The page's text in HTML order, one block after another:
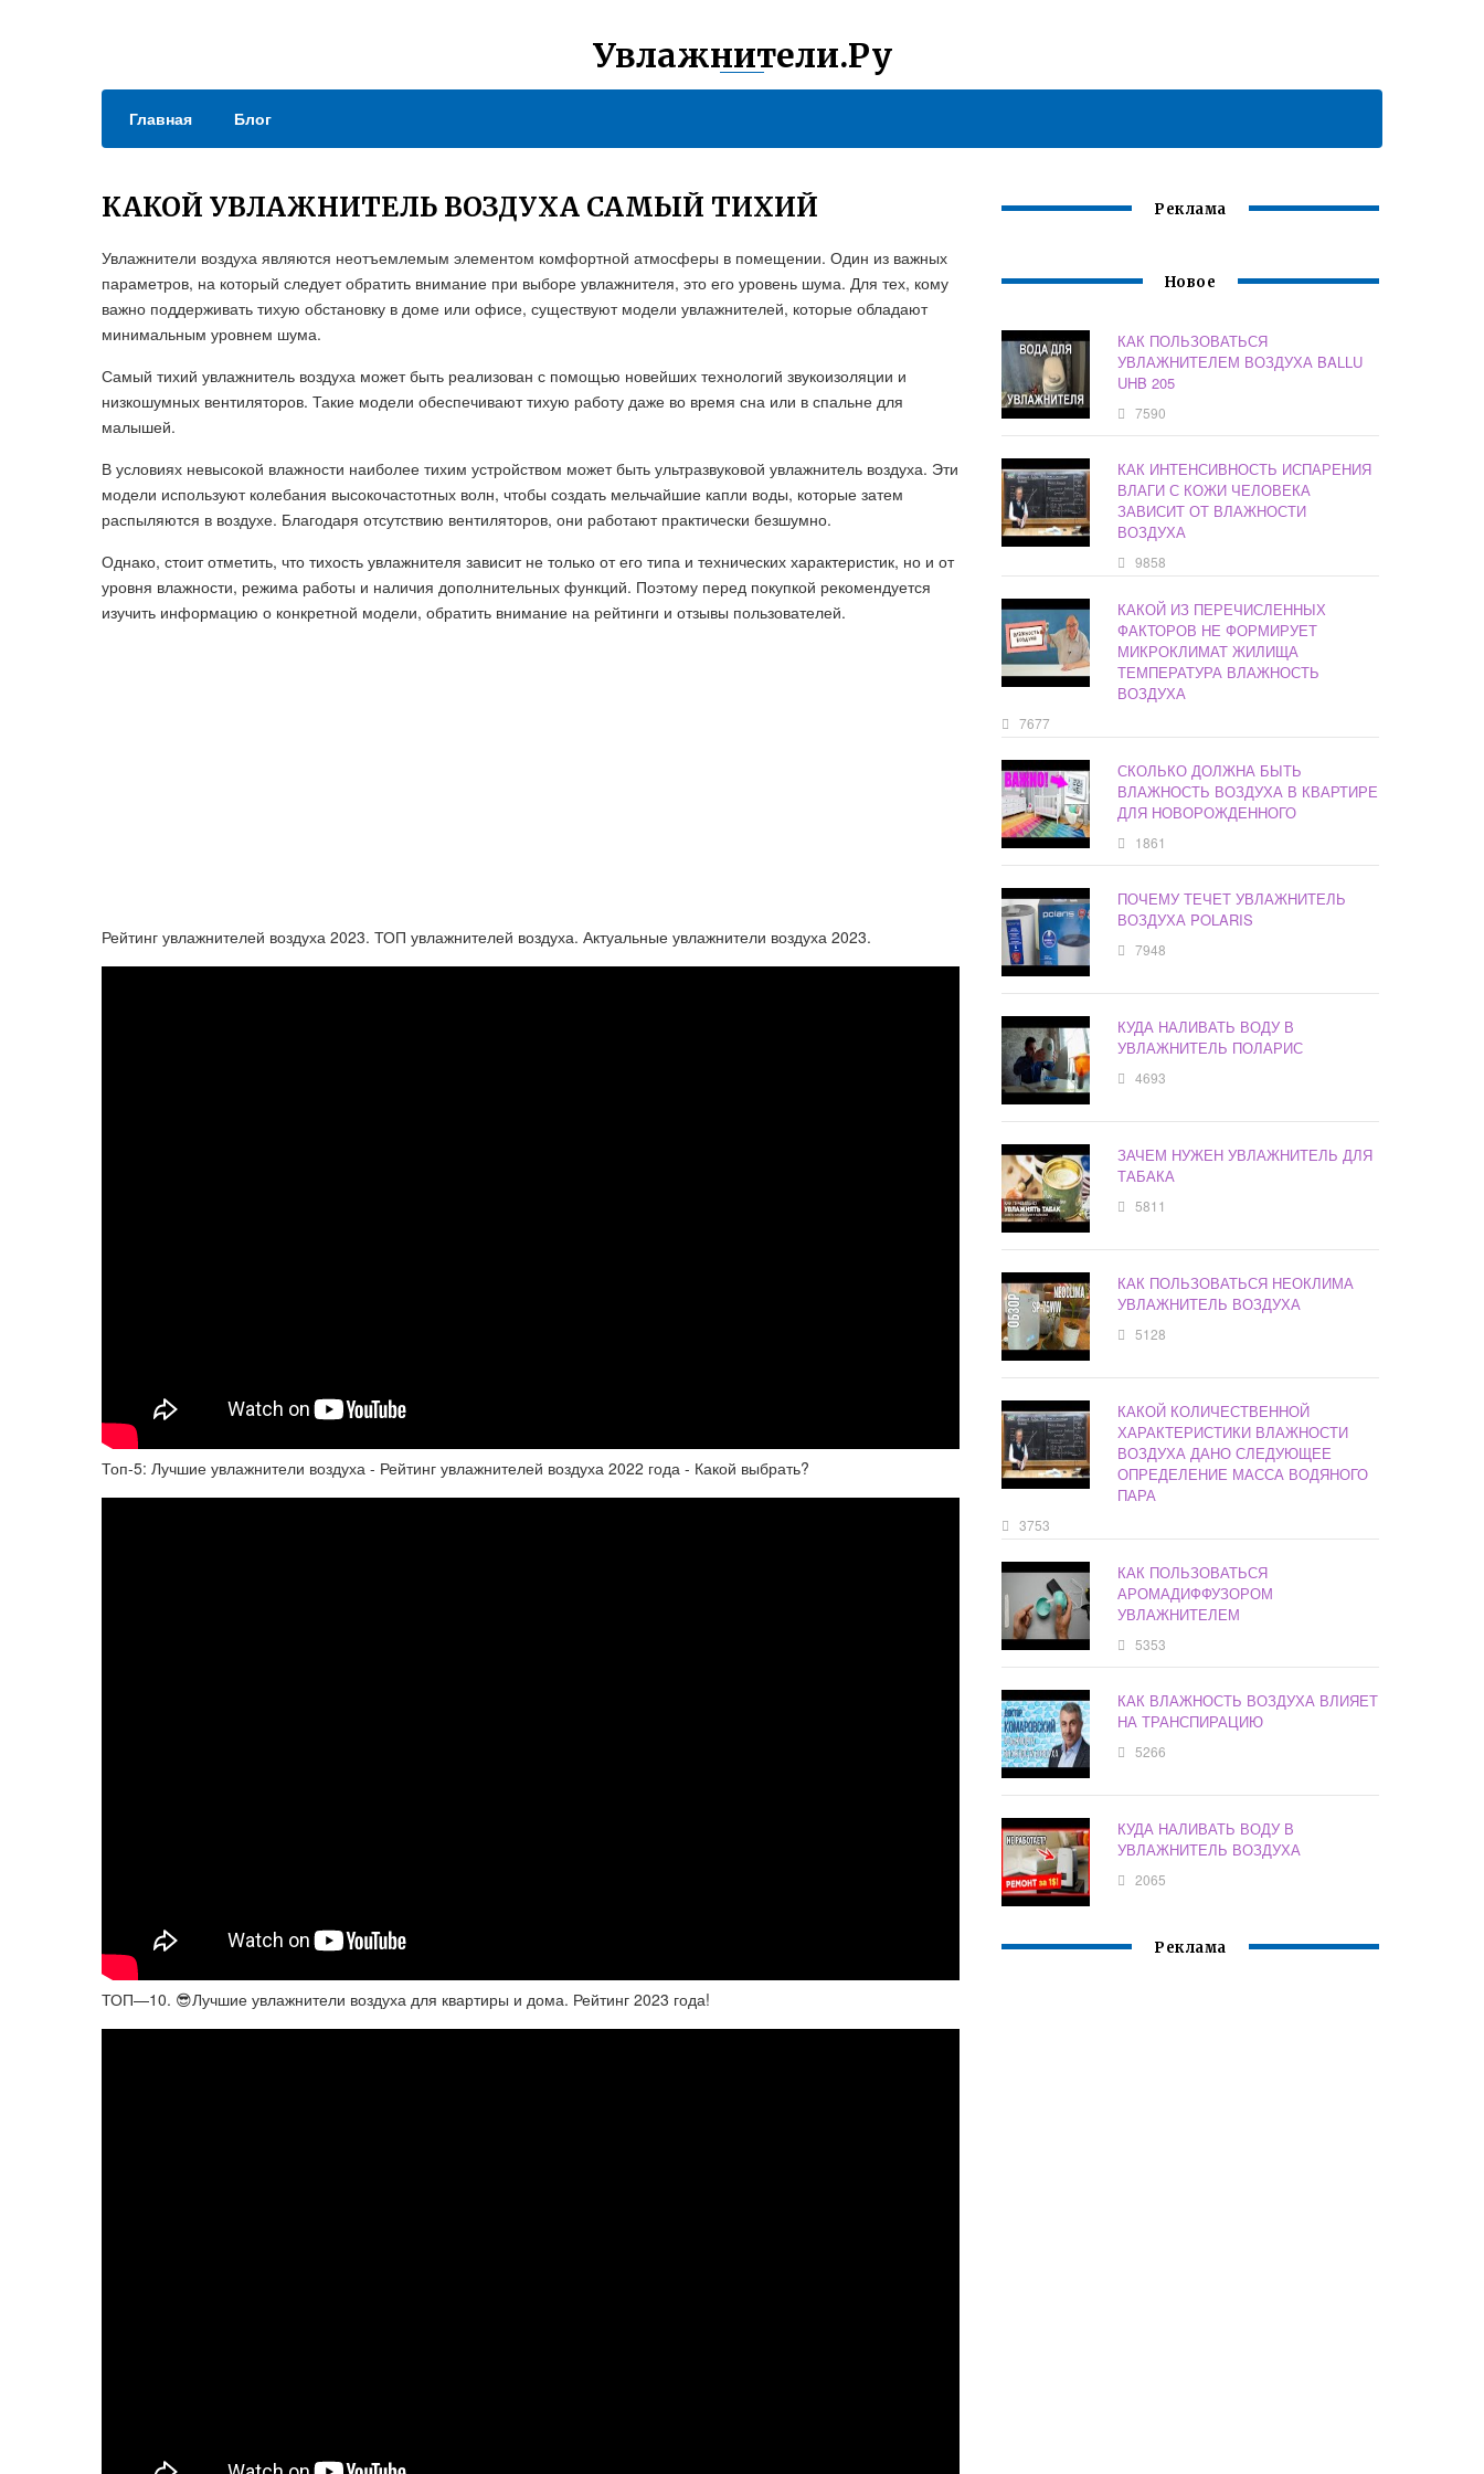
Увлажнители.Ру
Главная Блог
КАКОЙ УВЛАЖНИТЕЛЬ ВОЗДУХА САМЫЙ ТИХИЙ
Увлажнители воздуха являются неотъемлемым элементом комфортной атмосферы в помещении. Один из важных
параметров, на который следует обратить внимание при выборе увлажнителя, это его уровень шума. Для тех, кому
важно поддерживать тихую обстановку в доме или офисе, существуют модели увлажнителей, которые обладают
минимальным уровнем шума.
Самый тихий увлажнитель воздуха может быть реализован с помощью новейших технологий звукоизоляции и
низкошумных вентиляторов. Такие модели обеспечивают тихую работу даже во время сна или в спальне для
малышей.
В условиях невысокой влажности наиболее тихим устройством может быть ультразвуковой увлажнитель воздуха. Эти
модели используют колебания высокочастотных волн, чтобы создать мельчайшие капли воды, которые затем
распыляются в воздухе. Благодаря отсутствию вентиляторов, они работают практически безшумно.
Однако, стоит отметить, что тихость увлажнителя зависит не только от его типа и технических характеристик, но и от
уровня влажности, режима работы и наличия дополнительных функций. Поэтому перед покупкой рекомендуется
изучить информацию о конкретной модели, обратить внимание на рейтинги и отзывы пользователей.
Рейтинг увлажнителей воздуха 2023. ТОП увлажнителей воздуха. Актуальные увлажнители воздуха 2023.
Топ-5: Лучшие увлажнители воздуха - Рейтинг увлажнителей воздуха 2022 года - Какой выбрать?
ТОП—10. 😎Лучшие увлажнители воздуха для квартиры и дома. Рейтинг 2023 года!
Реклама
Новое
КАК ПОЛЬЗОВАТЬСЯ
УВЛАЖНИТЕЛЕМ ВОЗДУХА BALLU
UHB 205
7590
КАК ИНТЕНСИВНОСТЬ ИСПАРЕНИЯ
ВЛАГИ С КОЖИ ЧЕЛОВЕКА
ЗАВИСИТ ОТ ВЛАЖНОСТИ
ВОЗДУХА
9858
КАКОЙ ИЗ ПЕРЕЧИСЛЕННЫХ
ФАКТОРОВ НЕ ФОРМИРУЕТ
МИКРОКЛИМАТ ЖИЛИЩА
ТЕМПЕРАТУРА ВЛАЖНОСТЬ
ВОЗДУХА
7677
СКОЛЬКО ДОЛЖНА БЫТЬ
ВЛАЖНОСТЬ ВОЗДУХА В КВАРТИРЕ
ДЛЯ НОВОРОЖДЕННОГО
1861
ПОЧЕМУ ТЕЧЕТ УВЛАЖНИТЕЛЬ
ВОЗДУХА POLARIS
7948
КУДА НАЛИВАТЬ ВОДУ В
УВЛАЖНИТЕЛЬ ПОЛАРИС
4693
ЗАЧЕМ НУЖЕН УВЛАЖНИТЕЛЬ ДЛЯ
ТАБАКА
5811
КАК ПОЛЬЗОВАТЬСЯ НЕОКЛИМА
УВЛАЖНИТЕЛЬ ВОЗДУХА
5128
КАКОЙ КОЛИЧЕСТВЕННОЙ
ХАРАКТЕРИСТИКИ ВЛАЖНОСТИ
ВОЗДУХА ДАНО СЛЕДУЮЩЕЕ
ОПРЕДЕЛЕНИЕ МАССА ВОДЯНОГО
ПАРА
3753
КАК ПОЛЬЗОВАТЬСЯ
АРОМАДИФФУЗОРОМ
УВЛАЖНИТЕЛЕМ
5353
КАК ВЛАЖНОСТЬ ВОЗДУХА ВЛИЯЕТ
НА ТРАНСПИРАЦИЮ
5266
КУДА НАЛИВАТЬ ВОДУ В
УВЛАЖНИТЕЛЬ ВОЗДУХА
2065
Реклама